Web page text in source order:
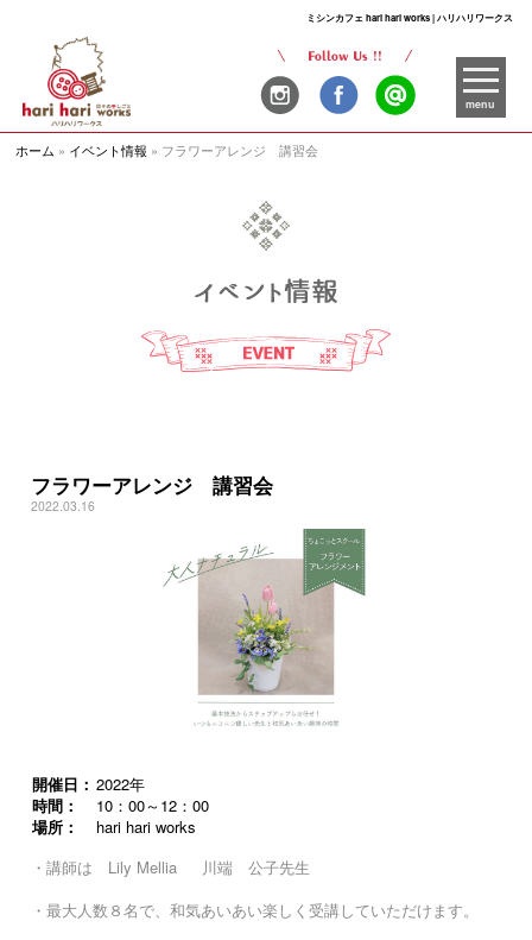
ミシンカフェ hari hari works | ハリハリワークス
menu
ホーム » イベント情報 » フラワーアレンジ 講習会
フラワーアレンジ 講習会
2022.03.16
開催日： 2022年
時間：
10：00～12：00
場所：
hari hari works
・講師は Lily Mellia 川端 公子先生
・最大人数８名で、和気あいあい楽しく受講していただけます。